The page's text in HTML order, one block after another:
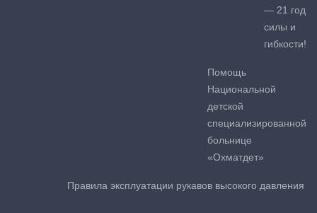
— 21 год
силы и
гибкости!
Помощь
Национальной
детской
специализированной
больнице
«Охматдет»
Правила эксплуатации рукавов высокого давления